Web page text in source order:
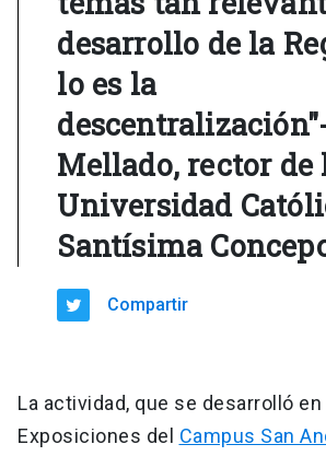
desarrollo de la
lo es la
Mellado, rector de
Universidad
Santísima
Compartir
La actividad, que se desarrolló en
Exposiciones del Campus San